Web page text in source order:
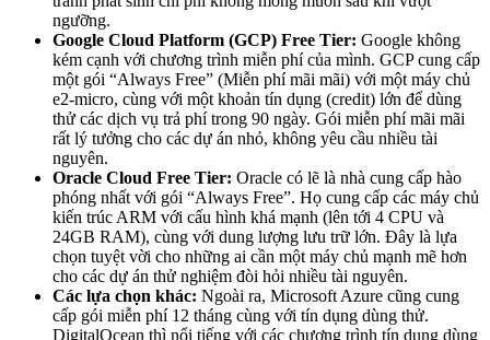
ngưỡng.
Google Cloud Platform (GCP) Free Tier: Google không
kém cạnh với chương trình miễn phí của mình. GCP cung cấp
một gói “Always Free” (Miễn phí mãi mãi) với một máy chủ
e2-micro, cùng với một khoản tín dụng (credit) lớn để dùng
thử các dịch vụ trả phí trong 90 ngày. Gói miễn phí mãi mãi
rất lý tưởng cho các dự án nhỏ, không yêu cầu nhiều tài
nguyên.
Oracle Cloud Free Tier: Oracle có lẽ là nhà cung cấp hào
phóng nhất với gói “Always Free”. Họ cung cấp các máy chủ
kiến trúc ARM với cấu hình khá mạnh (lên tới 4 CPU và
24GB RAM), cùng với dung lượng lưu trữ lớn. Đây là lựa
chọn tuyệt vời cho những ai cần một máy chủ mạnh mẽ hơn
cho các dự án thử nghiệm đòi hỏi nhiều tài nguyên.
Các lựa chọn khác: Ngoài ra, Microsoft Azure cũng cung
cấp gói miễn phí 12 tháng cùng với tín dụng dùng thử.
DigitalOcean thì nổi tiếng với các chương trình tín dụng dùng